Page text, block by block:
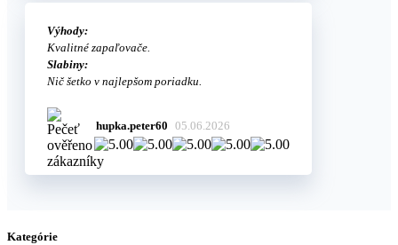
Výhody:
Kvalitné zapaľovače.
Slabiny:
Nič šetko v najlepšom poriadku.
hupka.peter60 05.06.2026
Kategórie